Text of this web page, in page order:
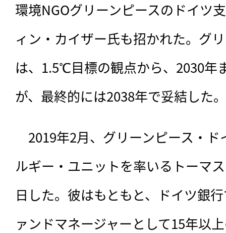
環境NGOグリーンピースのドイツ
ィン・カイザー氏も招かれた。グ
は、1.5℃目標の観点から、2030年
が、最終的には2038年で妥結した。
2019年2月、グリーンピース・ド
ルギー・ユニットを率いるトーマ
日した。彼はもともと、ドイツ銀
ァンドマネージャーとして15年以